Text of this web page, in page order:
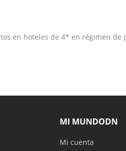
en hoteles de 4* en régimen de
MI MUNDODN
Mi cuenta